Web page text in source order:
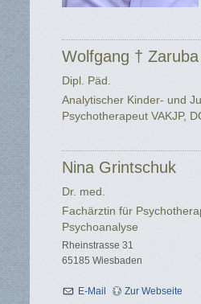
Wolfgang † Zaruba
Dipl. Päd.
Analytischer Kinder- und
Psychotherapeut VAKJP,
Nina Grintschuk
Dr. med.
Fachärztin für
Psychoanalyse
Rheinstrasse 31
65185 Wiesbaden
E-Mail Zur Webseite